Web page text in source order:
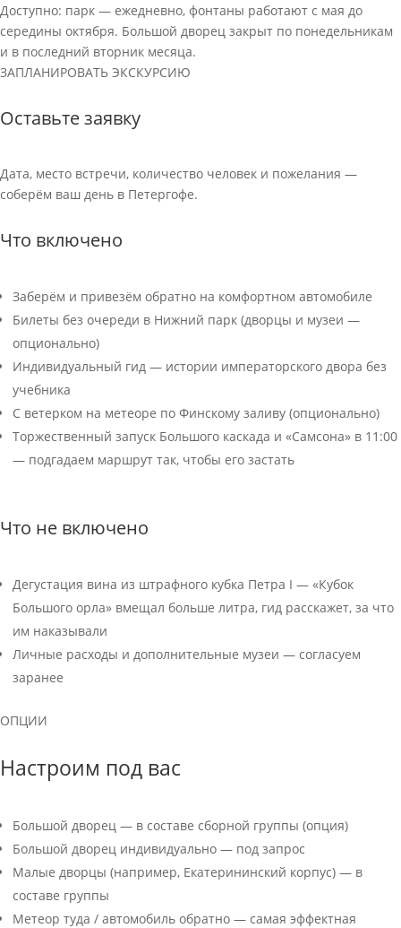
Доступно: парк — ежедневно, фонтаны работают с мая до
середины октября. Большой дворец закрыт по понедельникам
и в последний вторник месяца.
ЗАПЛАНИРОВАТЬ ЭКСКУРСИЮ
Оставьте заявку
Дата, место встречи, количество человек и пожелания —
соберём ваш день в Петергофе.
Что включено
Заберём и привезём обратно на комфортном автомобиле
Билеты без очереди в Нижний парк (дворцы и музеи —
опционально)
Индивидуальный гид — истории императорского двора без
учебника
С ветерком на метеоре по Финскому заливу (опционально)
Торжественный запуск Большого каскада и «Самсона» в 11:00
— подгадаем маршрут так, чтобы его застать
Что не включено
Дегустация вина из штрафного кубка Петра I — «Кубок
Большого орла» вмещал больше литра, гид расскажет, за что
им наказывали
Личные расходы и дополнительные музеи — согласуем
заранее
ОПЦИИ
Настроим под вас
Большой дворец — в составе сборной группы (опция)
Большой дворец индивидуально — под запрос
Малые дворцы (например, Екатерининский корпус) — в
составе группы
Метеор туда / автомобиль обратно — самая эффектная